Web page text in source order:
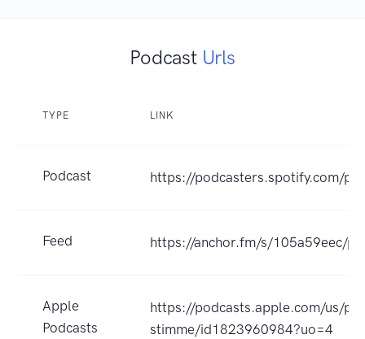
Podcast Urls
TYPE LINK
Podcast https://podcasters.spotify.com/
Feed https://anchor.fm/s/105a59eec/
Apple
Podcasts
https://podcasts.apple.com/us/
stimme/id1823960984?uo=4